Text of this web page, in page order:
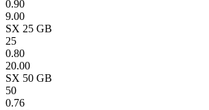
0.90
9.00
SX 25 GB
25
0.80
20.00
SX 50 GB
50
0.76